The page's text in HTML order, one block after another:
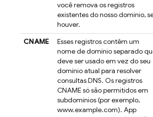
você remova os registros
existentes do nosso domínio,
houver.
CNAME
Esses registros contêm um
nome de domínio separado
deve ser usado em vez do seu
domínio atual para resolver
consultas DNS. Os registros
CNAME só são permitidos em
subdomínios (por exemplo,
www.example.com). App